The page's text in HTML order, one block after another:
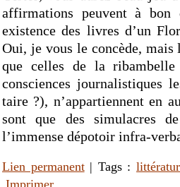
affirmations peuvent à
existence des livres d’un
Oui, je vous le concède, mais
que celles de la
consciences journalistiques
taire ?), n’appartiennent en
sont que des simulacres
l’immense dépotoir infra-
Lien permanent| Tags :